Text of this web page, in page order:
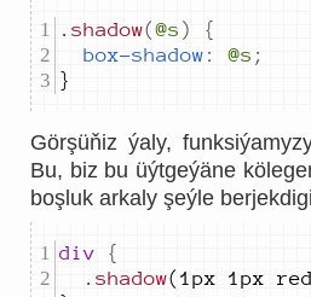
.shadow(@s )
{
box-shadow : @s ;
}
Görşüňiz ýaly,
Bu, biz bu üýtgeýäne
boşluk arkaly şeýle
div {
.shadow